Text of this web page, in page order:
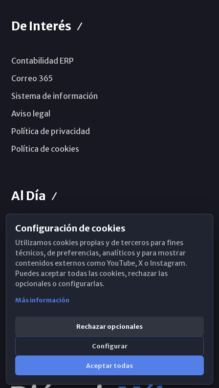
De Interés
Contabilidad ERP
Correo 365
Sistema de información
Aviso legal
Política de privacidad
Política de cookies
Al Día
Horarios de Misa
Hemeroteca
WhatsApp
Configuración de cookies
Utilizamos cookies propias y de terceros para fines
técnicos, de preferencias, analíticos y para mostrar
contenidos externos como YouTube, X o Instagram.
Puedes aceptar todas las cookies, rechazar las
opcionales o configurarlas.
Más información
Rechazar opcionales
Configurar
Aceptar todas